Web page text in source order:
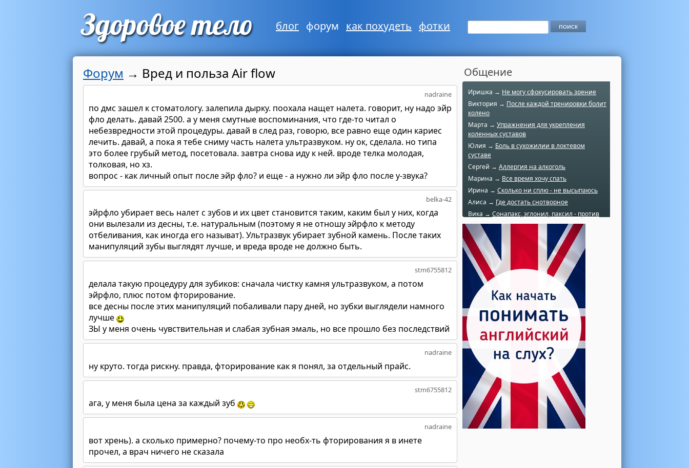
блог форум как похудеть фотки
Форум → Вред и польза Air flow
nadraine
по дмс зашел к стоматологу. залепила дырку. поохала нащет налета. говорит, ну надо эйр
фло делать. давай 2500. а у меня смутные воспоминания, что где-то читал о
небезвредности этой процедуры. давай в след раз, говорю, все равно еще один кариес
лечить. давай, а пока я тебе сниму часть налета ультразвуком. ну ок, сделала. но типа
это более грубый метод, посетовала. завтра снова иду к ней. вроде телка молодая,
толковая, но хз.
вопрос - как личный опыт после эйр фло? и еще - а нужно ли эйр фло после у-звука?
belka-42
эйрфло убирает весь налет с зубов и их цвет становится таким, каким был у них, когда
они вылезали из десны, т.е. натуральным (поэтому я не отношу эйрфло к методу
отбеливания, как иногда его называт). Ультразвук убирает зубной камень. После таких
манипуляций зубы выглядят лучше, и вреда вроде не должно быть.
stm6755812
делала такую процедуру для зубиков: сначала чистку камня ультразвуком, а потом
эйрфло, плюс потом фторирование.
все десны после этих манипуляций побаливали пару дней, но зубки выглядели намного
лучше
ЗЫ у меня очень чувствительная и слабая зубная эмаль, но все прошло без последствий
nadraine
ну круто. тогда рискну. правда, фторирование как я понял, за отдельный прайс.
stm6755812
ага, у меня была цена за каждый зуб
nadraine
вот хрень). а сколько примерно? почему-то про необх-ть фторирования я в инете
прочел, а врач ничего не сказала
Общение
Иришка → Не могу сфокусировать зрение
Виктория → После каждой тренировки болит
колено
Марта → Упражнения для укрепления
коленных суставов
Юлия → Боль в сухожилии в локтевом
суставе
Сергей → Аллергия на алкоголь
Марина → Все время хочу спать
Ирина → Сколько ни сплю - не высыпаюсь
Алиса → Где достать снотворное
Вика → Сонапакс, эглонил, паксил - против
чего?
Катерина →
Боль в колене при нагрузке
Алла →Болят коленные суставы
Паша Щ. →
Боль в коленной чашечке
Ульяна Ф. →Болят и хрустят колени
Артемов Иван →
Болит и опухло колено
Чернов Игорь →Болят суставы при занятиях
спортом